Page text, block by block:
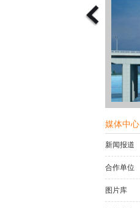
媒体中心
新闻报道
合作单位
图片库